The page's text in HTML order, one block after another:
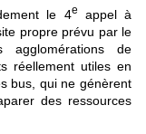
le 4e
appel à
propre prévu par le
agglomérations de
réellement utiles en
bus, qui ne génèrent
des ressources